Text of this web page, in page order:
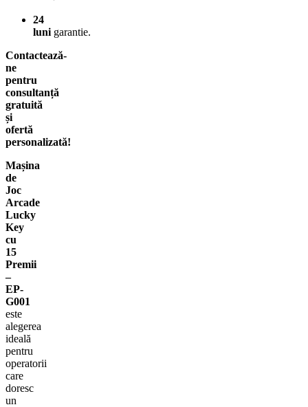
24
luni garantie.
Contactează-
ne
pentru
consultanță
gratuită
și
ofertă
personalizată!
Mașina
de
Joc
Arcade
Lucky
Key
cu
15
Premii
–
EP-
G001
este
alegerea
ideală
pentru
operatorii
care
doresc
un